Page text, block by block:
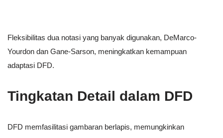
Fleksibilitas dua notasi yang banyak digunakan, DeMarco-
Yourdon dan Gane-Sarson, meningkatkan kemampuan
adaptasi DFD.
Tingkatan Detail dalam DFD
DFD memfasilitasi gambaran berlapis, memungkinkan